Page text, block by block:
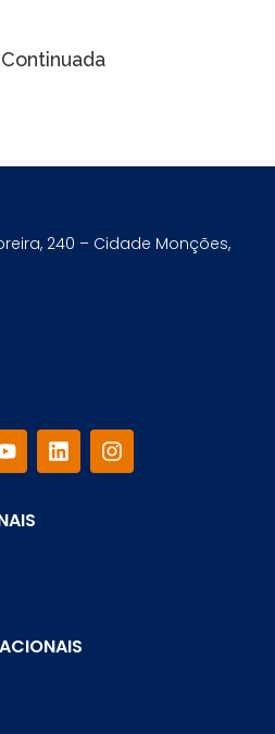
240 – Cidade Monções,